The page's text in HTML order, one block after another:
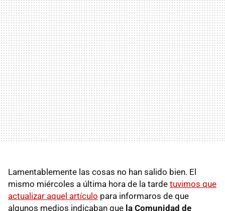
Lamentablemente las cosas no han salido bien. El
mismo miércoles a última hora de la tarde tuvimos que
actualizar aquel artículo para informaros de que
algunos medios indicaban que la Comunidad de